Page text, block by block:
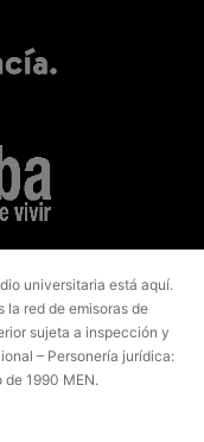
universitaria está aquí.
la red de emisoras de
sujeta a inspección y
– Personería jurídica:
1990 MEN.